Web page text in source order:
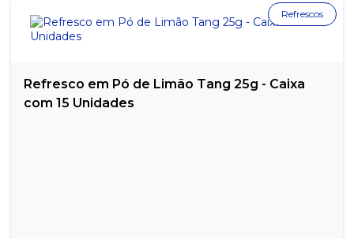
Refresco em Pó de Limão Tang 25g - Caixa
com 15 Unidades
Refrescos